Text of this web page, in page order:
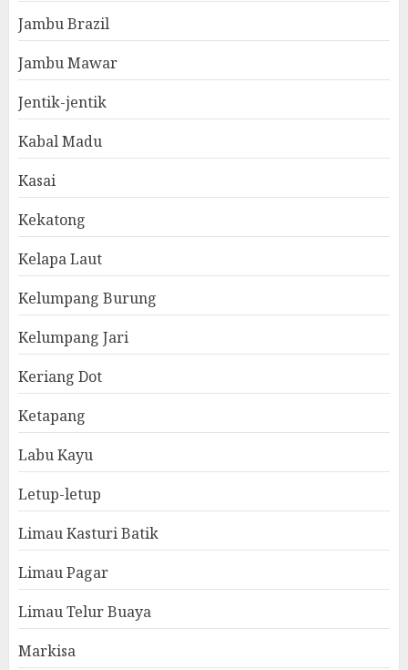
Jambu Brazil
Jambu Mawar
Jentik-jentik
Kabal Madu
Kasai
Kekatong
Kelapa Laut
Kelumpang Burung
Kelumpang Jari
Keriang Dot
Ketapang
Labu Kayu
Letup-letup
Limau Kasturi Batik
Limau Pagar
Limau Telur Buaya
Markisa